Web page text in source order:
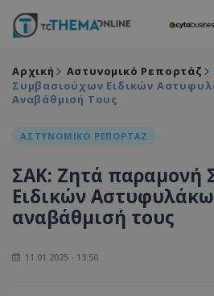
Αρχική Αστυνομικό Ρεπορτάζ
Συμβασιούχων Ειδικών
Αναβάθμισή Τους
ΑΣΤΥΝΟΜΙΚΟ ΡΕΠΟΡΤΑΖ
ΣΑΚ: Ζητά παραμονή
Ειδικών
αναβάθμισή τους
11.01.2025 - 13:50